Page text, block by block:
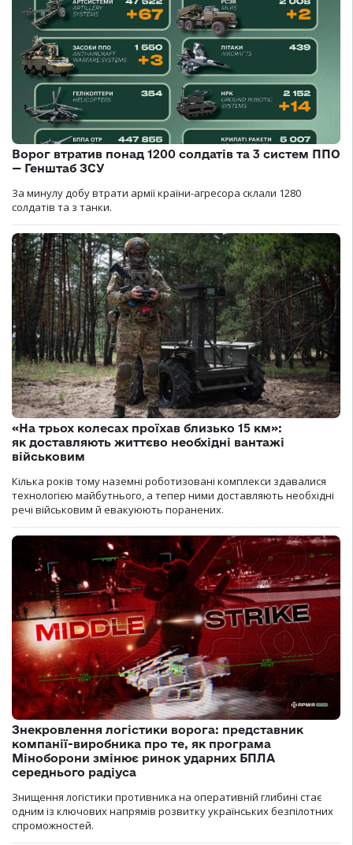
Ворог втратив понад 1200 солдатів та 3 систем ППО
— Генштаб ЗСУ
За минулу добу втрати армії країни-агресора склали 1280
солдатів та з танки.
«На трьох колесах проїхав близько 15 км»:
як доставляють життєво необхідні вантажі
військовим
Кілька років тому наземні роботизовані комплекси здавалися
технологією майбутнього, а тепер ними доставляють необхідні
речі військовим й евакуюють поранених.
Знекровлення логістики ворога: представник
компанії-виробника про те, як програма
Міноборони змінює ринок ударних БПЛА
середнього радіуса
Знищення логістики противника на оперативній глибині стає
одним із ключових напрямів розвитку українських безпілотних
спроможностей.